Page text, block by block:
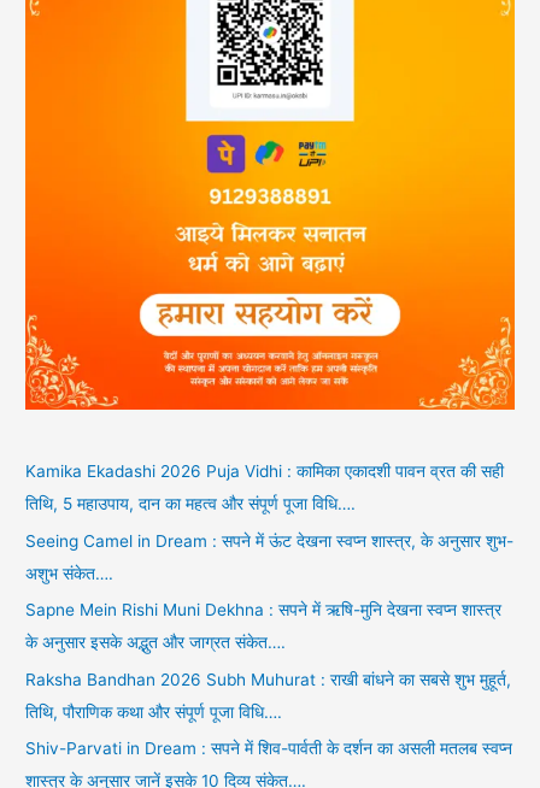
Kamika Ekadashi 2026 Puja Vidhi : कामिका एकादशी पावन व्रत की सही
तिथि, 5 महाउपाय, दान का महत्व और संपूर्ण पूजा विधि….
Seeing Camel in Dream : सपने में ऊंट देखना स्वप्न शास्त्र, के अनुसार शुभ-
अशुभ संकेत….
Sapne Mein Rishi Muni Dekhna : सपने में ऋषि-मुनि देखना स्वप्न शास्त्र
के अनुसार इसके अद्भुत और जाग्रत संकेत….
Raksha Bandhan 2026 Subh Muhurat : राखी बांधने का सबसे शुभ मुहूर्त,
तिथि, पौराणिक कथा और संपूर्ण पूजा विधि….
Shiv-Parvati in Dream : सपने में शिव-पार्वती के दर्शन का असली मतलब स्वप्न
शास्त्र के अनुसार जानें इसके 10 दिव्य संकेत….